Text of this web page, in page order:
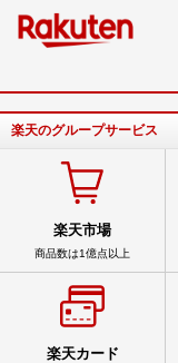
楽天のグループサービス
楽天市場
商品数は1億点以上
楽天カード